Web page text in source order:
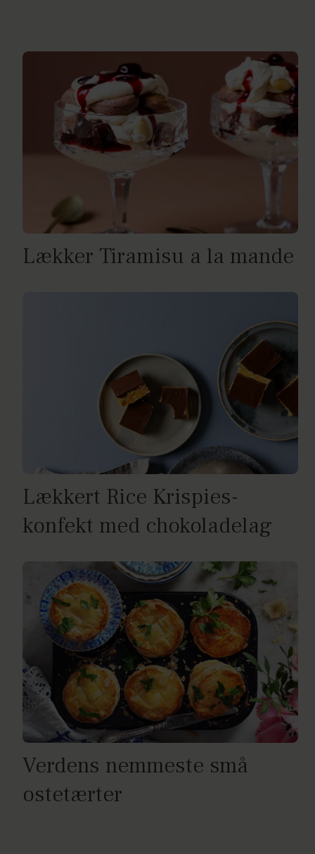
Lækker Tiramisu a la mande
Lækkert Rice Krispies-
konfekt med chokoladelag
Verdens nemmeste små
ostetærter